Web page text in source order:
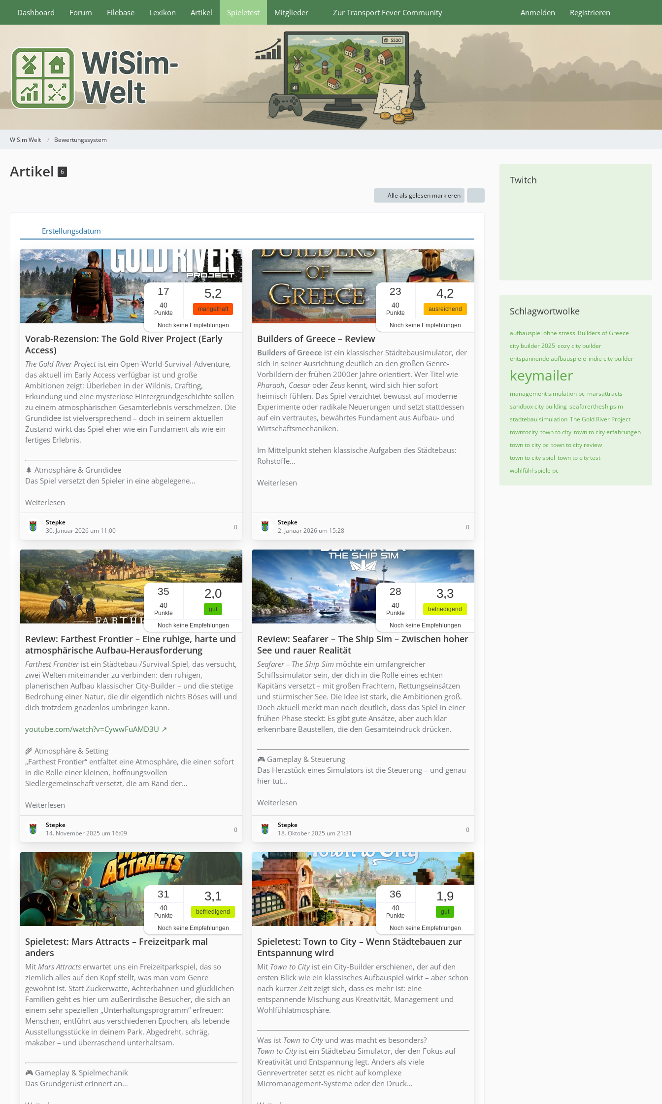
Dashboard Forum Filebase Lexikon Artikel Spieletest Mitglieder Zur Transport Fever Community Anmelden Registrieren
WiSim Welt Bewertungssystem
Artikel 6
Alle als gelesen markieren
Erstellungsdatum
17
40
Punkte
5,2
mangelhaft
Noch keine Empfehlungen
Vorab-Rezension: The Gold River Project (Early
Access)
The Gold River Projectist ein Open-World-Survival-Adventure,
das aktuell im Early Access verfügbar ist und große
Ambitionen zeigt: Überleben in der Wildnis, Crafting,
Erkundung und eine mysteriöse Hintergrundgeschichte sollen
zu einem atmosphärischen Gesamterlebnis verschmelzen. Die
Grundidee ist vielversprechend – doch in seinem aktuellen
Zustand wirkt das Spiel eher wie ein Fundament als wie ein
fertiges Erlebnis.
🌲 Atmosphäre & Grundidee
Das Spiel versetzt den Spieler in eine abgelegene…
Weiterlesen
Stepke
30. Januar 2026 um 11:00
0
23
40
Punkte
4,2
ausreichend
Noch keine Empfehlungen
Builders of Greece – Review
Builders of Greece ist ein klassischer Städtebausimulator, der
sich in seiner Ausrichtung deutlich an den großen Genre-
Vorbildern der frühen 2000er Jahre orientiert. Wer Titel wie
Pharaoh, Caesaroder Zeus kennt, wird sich hier sofort
heimisch fühlen. Das Spiel verzichtet bewusst auf moderne
Experimente oder radikale Neuerungen und setzt stattdessen
auf ein vertrautes, bewährtes Fundament aus Aufbau- und
Wirtschaftsmechaniken.
Im Mittelpunkt stehen klassische Aufgaben des Städtebaus:
Rohstoffe…
Weiterlesen
Stepke
2. Januar 2026 um 15:28
0
35
40
Punkte
2,0
gut
Noch keine Empfehlungen
Review: Farthest Frontier – Eine ruhige, harte und
atmosphärische Aufbau-Herausforderung
Farthest Frontierist ein Städtebau-/Survival-Spiel, das versucht,
zwei Welten miteinander zu verbinden: den ruhigen,
planerischen Aufbau klassischer City-Builder – und die stetige
Bedrohung einer Natur, die dir eigentlich nichts Böses will und
dich trotzdem gnadenlos umbringen kann.
youtube.com/watch?v=CywwFuAMD3U
🌾 Atmosphäre & Setting
„Farthest Frontier“ entfaltet eine Atmosphäre, die einen sofort
in die Rolle einer kleinen, hoffnungsvollen
Siedlergemeinschaft versetzt, die am Rand der…
Weiterlesen
Stepke
14. November 2025 um 16:09
0
28
40
Punkte
3,3
befriedigend
Noch keine Empfehlungen
Review: Seafarer – The Ship Sim – Zwischen hoher
See und rauer Realität
Seafarer – The Ship Sim möchte ein umfangreicher
Schiffssimulator sein, der dich in die Rolle eines echten
Kapitäns versetzt – mit großen Frachtern, Rettungseinsätzen
und stürmischer See. Die Idee ist stark, die Ambitionen groß.
Doch aktuell merkt man noch deutlich, dass das Spiel in einer
frühen Phase steckt: Es gibt gute Ansätze, aber auch klar
erkennbare Baustellen, die den Gesamteindruck drücken.
🎮 Gameplay & Steuerung
Das Herzstück eines Simulators ist die Steuerung – und genau
hier tut…
Weiterlesen
Stepke
18. Oktober 2025 um 21:31
0
31
40
Punkte
3,1
befriedigend
Noch keine Empfehlungen
Spieletest: Mars Attracts – Freizeitpark mal
anders
Mit Mars Attracts erwartet uns ein Freizeitparkspiel, das so
ziemlich alles auf den Kopf stellt, was man vom Genre
gewohnt ist. Statt Zuckerwatte, Achterbahnen und glücklichen
Familien geht es hier um außerirdische Besucher, die sich an
einem sehr speziellen „Unterhaltungsprogramm“ erfreuen:
Menschen, entführt aus verschiedenen Epochen, als lebende
Ausstellungsstücke in deinem Park. Abgedreht, schräg,
makaber – und überraschend unterhaltsam.
🎮 Gameplay & Spielmechanik
Das Grundgerüst erinnert an…
36
40
Punkte
1,9
gut
Noch keine Empfehlungen
Spieletest: Town to City – Wenn Städtebauen zur
Entspannung wird
Mit Town to Cityist ein City-Builder erschienen, der auf den
ersten Blick wie ein klassisches Aufbauspiel wirkt – aber schon
nach kurzer Zeit zeigt sich, dass es mehr ist: eine
entspannende Mischung aus Kreativität, Management und
Wohlfühlatmosphäre.
Was ist Town to Cityund was macht es besonders?
Town to Cityist ein Städtebau-Simulator, der den Fokus auf
Kreativität und Entspannung legt. Anders als viele
Genrevertreter setzt es nicht auf komplexe
Micromanagement-Systeme oder den Druck…
Twitch
Schlagwortwolke
aufbauspiel ohne stress Builders of Greece
city builder 2025 cozy city builder
entspannende aufbauspiele indie city builder
keymailer
management simulation pc marsattracts
sandbox city building seafarertheshipsim
städtebau simulation The Gold River Project
towntocity town to city town to city erfahrungen
town to city pc town to city review
town to city spiel town to city test
wohlfühl spiele pc